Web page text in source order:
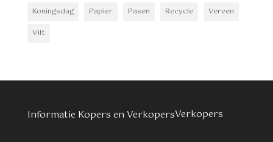
Koningsdag
Papier Pasen Recycle
Verven
Vilt
Informatie Kopers en VerkopersVerkopers